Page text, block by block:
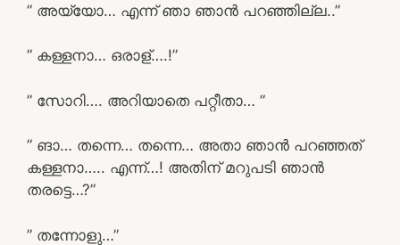
” അയ്യോ… എന്ന് ഞാ ഞാൻ പറഞ്ഞില്ല..”
” കള്ളനാ… ഒരാള്….!”
” സോറി…. അറിയാതെ പറ്റീതാ… ”
” ങാ… തന്നെ… തന്നെ… അതാ ഞാൻ പറഞ്ഞത്
കള്ളനാ….. എന്ന്…! അതിന് മറുപടി ഞാൻ
തരട്ടെ…?”
” തന്നോളു…”